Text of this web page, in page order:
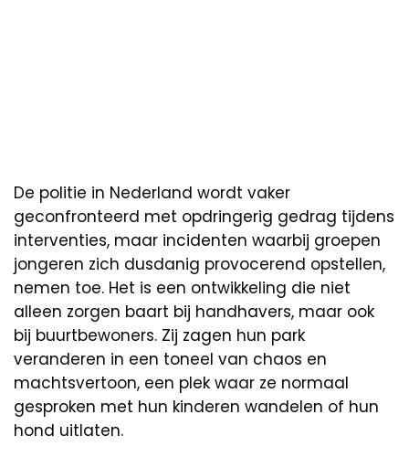
De politie in Nederland wordt vaker
geconfronteerd met opdringerig gedrag tijdens
interventies, maar incidenten waarbij groepen
jongeren zich dusdanig provocerend opstellen,
nemen toe. Het is een ontwikkeling die niet
alleen zorgen baart bij handhavers, maar ook
bij buurtbewoners. Zij zagen hun park
veranderen in een toneel van chaos en
machtsvertoon, een plek waar ze normaal
gesproken met hun kinderen wandelen of hun
hond uitlaten.